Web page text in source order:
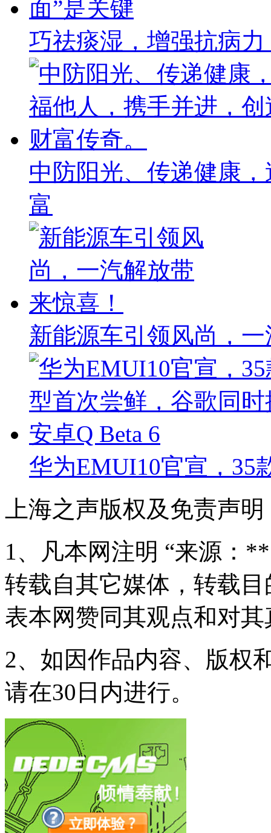
巧祛痰湿，增强抗病
中防阳光、传递健康
富
新能源车引领风尚，
华为EMUI10官宣，35
上海之声版权及免责声明
1、凡本网注明 “来源：
转载自其它媒体，转载
表本网赞同其观点和对
2、如因作品内容、版权
请在30日内进行。